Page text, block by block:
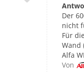
Der
nicht
Für
Wand
Alfa
Von